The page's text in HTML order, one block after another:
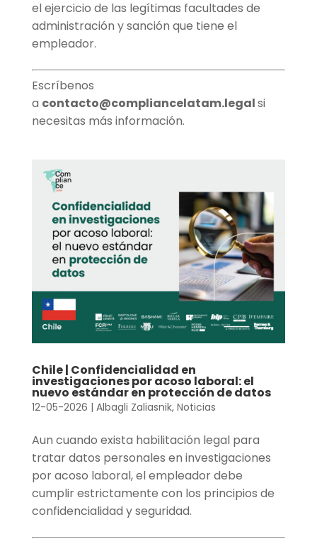
el ejercicio de las legítimas facultades de
administración y sanción que tiene el
empleador.
Escríbenos
a contacto@compliancelatam.legalsi
necesitas más información.
Chile | Confidencialidad en
investigaciones por acoso laboral: el
nuevo estándar en protección de datos
12-05-2026 | Albagli Zaliasnik, Noticias
Aun cuando exista habilitación legal para
tratar datos personales en investigaciones
por acoso laboral, el empleador debe
cumplir estrictamente con los principios de
confidencialidad y seguridad.